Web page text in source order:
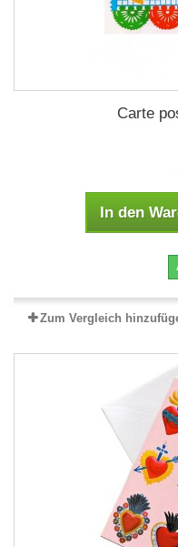
Carte
In den
Zum Vergleich